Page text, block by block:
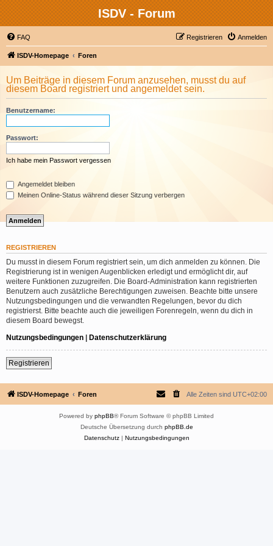
ISDV - Forum
FAQ Anmelden
Registrieren
ISDV-Homepage Foren
Um Beiträge in diesem Forum anzusehen, musst du auf
diesem Board registriert und angemeldet sein.
Benutzername:
Passwort:
Ich habe mein Passwort vergessen
Angemeldet bleiben
Meinen Online-Status während dieser Sitzung verbergen
REGISTRIEREN
Du musst in diesem Forum registriert sein, um dich anmelden zu können. Die
Registrierung ist in wenigen Augenblicken erledigt und ermöglicht dir, auf
weitere Funktionen zuzugreifen. Die Board-Administration kann registrierten
Benutzern auch zusätzliche Berechtigungen zuweisen. Beachte bitte unsere
Nutzungsbedingungen und die verwandten Regelungen, bevor du dich
registrierst. Bitte beachte auch die jeweiligen Forenregeln, wenn du dich in
diesem Board bewegst.
Nutzungsbedingungen | Datenschutzerklärung
Registrieren
ISDV-Homepage Foren Alle Zeiten sind UTC+02:00
Powered by phpBB® Forum Software © phpBB Limited
Deutsche Übersetzung durch phpBB.de
Datenschutz| Nutzungsbedingungen